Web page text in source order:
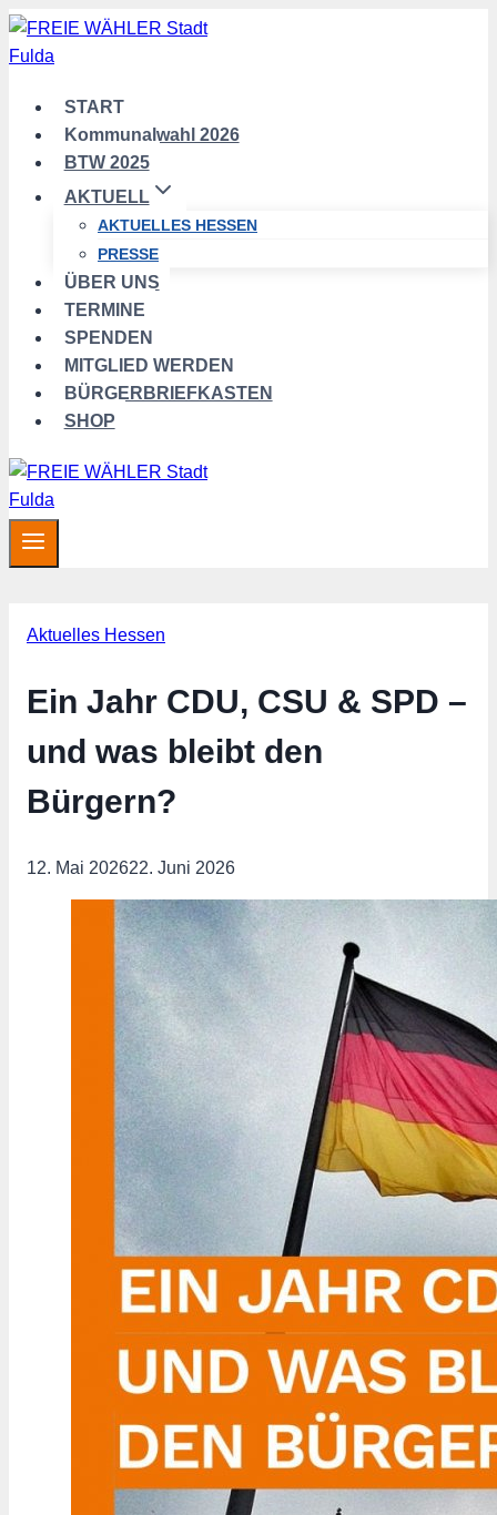
Zum
Inhalt
START
Kommunalwahl 2026
BTW 2025
AKTUELL
AKTUELLES HESSEN
PRESSE
ÜBER UNS
TERMINE
SPENDEN
MITGLIED WERDEN
BÜRGERBRIEFKASTEN
SHOP
Aktuelles Hessen
Ein Jahr CDU, CSU & SPD –
und was bleibt den
Bürgern?
12. Mai 202622. Juni 2026